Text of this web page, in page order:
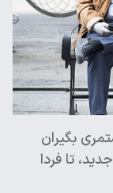
بگیران
تا فردا